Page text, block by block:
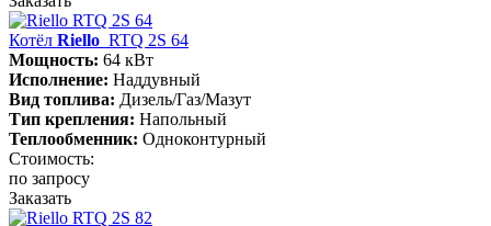
Котёл Riello RTQ 2S 64
Мощность: 64 кВт
Исполнение: Наддувный
Вид топлива: Дизель/Газ/Мазут
Тип крепления: Напольный
Теплообменник: Одноконтурный
Стоимость:
по запросу
Заказать